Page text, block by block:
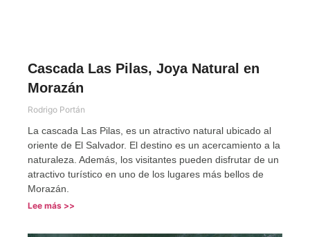
Cascada Las Pilas, Joya Natural en
Morazán
Rodrigo Portán
La cascada Las Pilas, es un atractivo natural ubicado al
oriente de El Salvador. El destino es un acercamiento a la
naturaleza. Además, los visitantes pueden disfrutar de un
atractivo turístico en uno de los lugares más bellos de
Morazán.
Lee más >>